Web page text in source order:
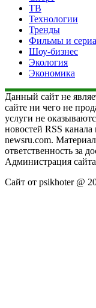
ТВ
Технологии
Тренды
Фильмы и
Шоу-бизнес
Экология
Экономика
Данный сайт не
сайте ни чего не
услуги не
новостей RSS
newsru.com.
ответственность за
Администрация сайта
Сайт от psikhoter @